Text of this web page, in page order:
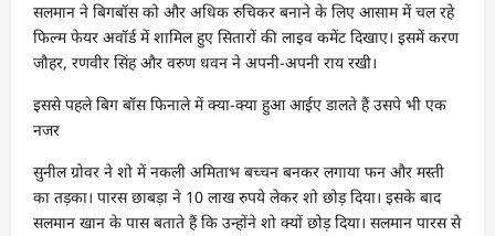
सलमान ने बिगबॉस को और अधिक रुचिकर बनाने के लिए आसाम में चल रहे
फिल्म फेयर अवॉर्ड में शामिल हुए सितारों की लाइव कमेंट दिखाए। इसमें करण
जौहर, रणवीर सिंह और वरुण धवन ने अपनी-अपनी राय रखी।
इससे पहले बिग बॉस फिनाले में क्या-क्या हुआ आईए डालते हैं उसपे भी एक
नजर
सुनील ग्रोवर ने शो में नकली अमिताभ बच्चन बनकर लगाया फन और मस्ती
का तड़का। पारस छाबड़ा ने 10 लाख रुपये लेकर शो छोड़ दिया। इसके बाद
सलमान खान के पास बताते हैं कि उन्होंने शो क्यों छोड़ दिया। सलमान पारस से